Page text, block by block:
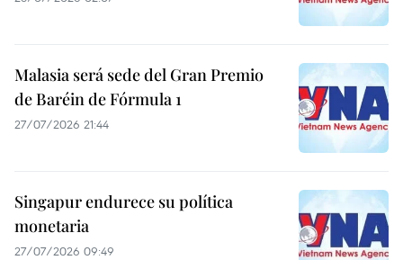
Malasia será sede del Gran Premio
de Baréin de Fórmula 1
27/07/2026 21:44
Singapur endurece su política
monetaria
27/07/2026 09:49